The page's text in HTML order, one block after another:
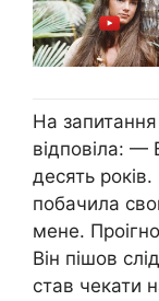
На
відповіла: —
десять
побачила
мене.
Він пішов
став чекати